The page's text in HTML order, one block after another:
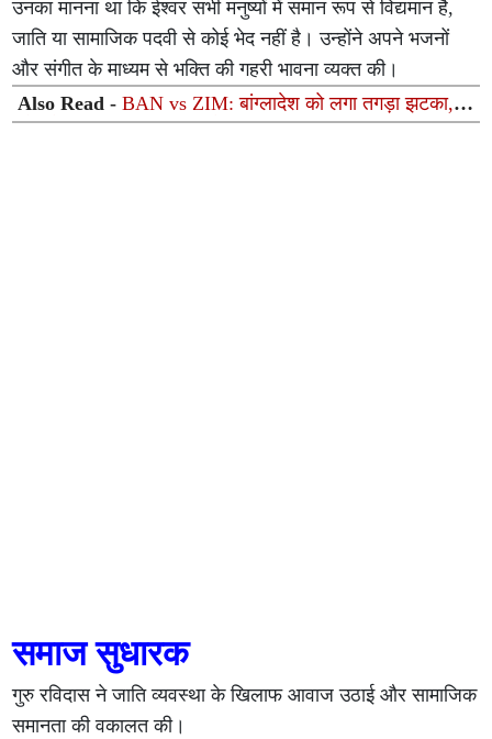
उनका मानना था कि ईश्वर सभी मनुष्यों में समान रूप से विद्यमान है,
जाति या सामाजिक पदवी से कोई भेद नहीं है। उन्होंने अपने भजनों
और संगीत के माध्यम से भक्ति की गहरी भावना व्यक्त की।
Also Read -BAN vs ZIM: बांग्लादेश को लगा तगड़ा झटका,
चोट के कारण आखिरी T20 से बाहर हुए नाहिद राणा
समाज सुधारक
गुरु रविदास ने जाति व्यवस्था के खिलाफ आवाज उठाई और सामाजिक
समानता की वकालत की।